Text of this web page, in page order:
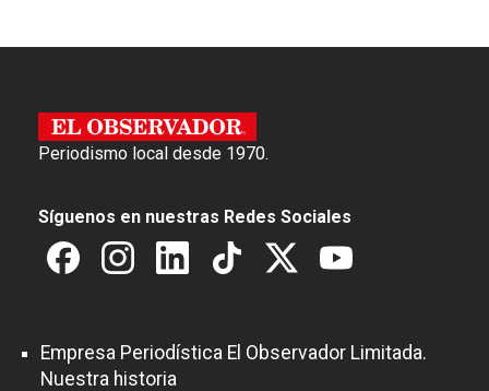
Periodismo local desde 1970.
Síguenos en nuestras Redes Sociales
Empresa Periodística El Observador Limitada.
Nuestra historia